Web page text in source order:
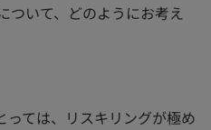
ついて、どのようにお考え
ては、リスキリングが極め